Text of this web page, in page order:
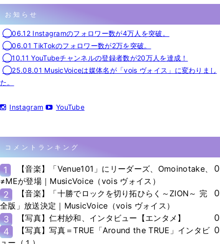
お知らせ
◯06.12 Instagramのフォロワー数が4万人を突破。
◯06.01 TikTokのフォロワー数が2万を突破。
◯10.11 YouTubeチャンネルの登録者数が20万人を達成！
◯25.08.01 MusicVoiceは媒体名が「vois ヴォイス」に変わりまし
た。
Instagram YouTube
コメントランキング
1
【音楽】「Venue101」にリーダーズ、Omoinotake、
≠MEが登場｜MusicVoice（vois ヴォイス）
0
2
【音楽】「十勝でロックを切り拓ひらく～ZION～ 完
全版」放送決定｜MusicVoice（vois ヴォイス）
0
3 【写真】仁村紗和、インタビュー【エンタメ】
0
4
【写真】写真＝TRUE「Around the TRUE」インタビ 0